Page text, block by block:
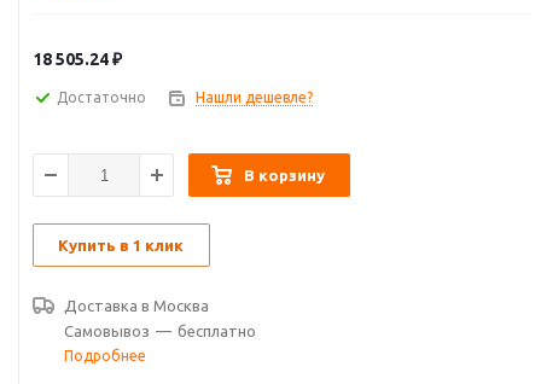
18 505.24₽
Достаточно Нашли дешевле?
В корзину
Купить в 1 клик
Доставка в Москва
Самовывоз — бесплатно
Подробнее